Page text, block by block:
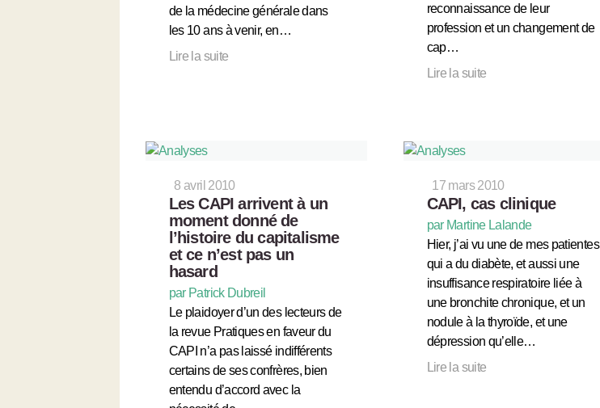
de la médecine générale dans
les 10 ans à venir, en…
Lire la suite
reconnaissance de leur
profession et un changement de
cap…
Lire la suite
8 avril 2010
Les CAPI arrivent à un
moment donné de
l’histoire du capitalisme
et ce n’est pas un
hasard
par Patrick Dubreil
Le plaidoyer d’un des lecteurs de
la revue Pratiques en faveur du
CAPI n’a pas laissé indifférents
certains de ses confrères, bien
entendu d’accord avec la
17 mars 2010
CAPI, cas clinique
par Martine Lalande
Hier, j’ai vu une de mes patientes
qui a du diabète, et aussi une
insuffisance respiratoire liée à
une bronchite chronique, et un
nodule à la thyroïde, et une
dépression qu’elle…
Lire la suite